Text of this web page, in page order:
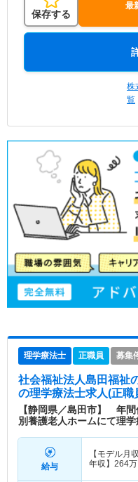
保存する
最
株
覧
理学療法士 正職員 募集
社会福祉法人島田福祉
の理学療法士求人(正職
【静岡県／島田市】 年
別養護老人ホームにて理学
給与
【モデル月収
年収】 264